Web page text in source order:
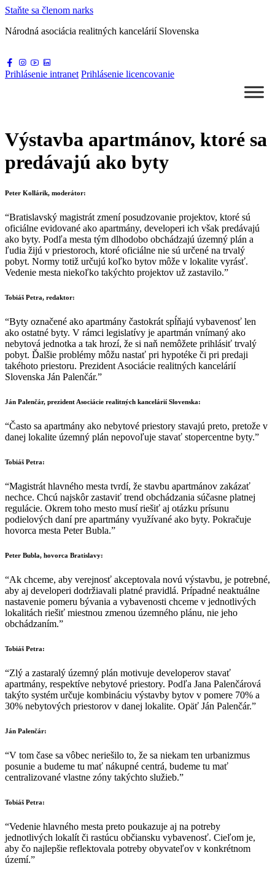
Staňte sa členom narks
Národná asociácia realitných kancelárií Slovenska
Prihlásenie intranet Prihlásenie licencovanie
Výstavba apartmánov, ktoré sa
predávajú ako byty
Peter Kollárik, moderátor:
“Bratislavský magistrát zmení posudzovanie projektov, ktoré sú
oficiálne evidované ako apartmány, developeri ich však predávajú
ako byty. Podľa mesta tým dlhodobo obchádzajú územný plán a
ľudia žijú v priestoroch, ktoré oficiálne nie sú určené na trvalý
pobyt. Normy totiž určujú koľko bytov môže v lokalite vyrásť.
Vedenie mesta niekoľko takýchto projektov už zastavilo.”
Tobiáš Petra, redaktor:
“Byty označené ako apartmány častokrát spĺňajú vybavenosť len
ako ostatné byty. V rámci legislatívy je apartmán vnímaný ako
nebytová jednotka a tak hrozí, že si naň nemôžete prihlásiť trvalý
pobyt. Ďalšie problémy môžu nastať pri hypotéke či pri predaji
takéhoto priestoru. Prezident Asociácie realitných kancelárií
Slovenska Ján Palenčár.”
Ján Palenčár, prezident Asociácie realitných kancelárií Slovenska:
“Často sa apartmány ako nebytové priestory stavajú preto, pretože v
danej lokalite územný plán nepovoľuje stavať stopercentne byty.”
Tobiáš Petra:
“Magistrát hlavného mesta tvrdí, že stavbu apartmánov zakázať
nechce. Chcú najskôr zastaviť trend obchádzania súčasne platnej
regulácie. Okrem toho mesto musí riešiť aj otázku prísunu
podielových daní pre apartmány využívané ako byty. Pokračuje
hovorca mesta Peter Bubla.”
Peter Bubla, hovorca Bratislavy:
“Ak chceme, aby verejnosť akceptovala novú výstavbu, je potrebné,
aby aj developeri dodržiavali platné pravidlá. Prípadné neaktuálne
nastavenie pomeru bývania a vybavenosti chceme v jednotlivých
lokalitách riešiť miestnou zmenou územného plánu, nie jeho
obchádzaním.”
Tobiáš Petra:
“Zlý a zastaralý územný plán motivuje developerov stavať
apartmány, respektíve nebytové priestory. Podľa Jana Palenčárová
takýto systém určuje kombináciu výstavby bytov v pomere 70% a
30% nebytových priestorov v danej lokalite. Opäť Ján Palenčár.”
Ján Palenčár:
“V tom čase sa vôbec neriešilo to, že sa niekam ten urbanizmus
posunie a budeme tu mať nákupné centrá, budeme tu mať
centralizované vlastne zóny takýchto služieb.”
Tobiáš Petra:
“Vedenie hlavného mesta preto poukazuje aj na potreby
jednotlivých lokalít či rastúcu občiansku vybavenosť. Cieľom je,
aby čo najlepšie reflektovala potreby obyvateľov v konkrétnom
území.”